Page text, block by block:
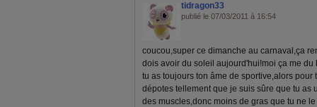
tidragon33
publié le 07/03/2011 à 16:54
coucou,super ce dimanche au carnaval,ça
dois avoir du soleil aujourd'hui!moi ça me
tu as toujours ton âme de sportive,alors pour
dépotes tellement que je suis sûre que tu as
des muscles,donc moins de gras que tu ne